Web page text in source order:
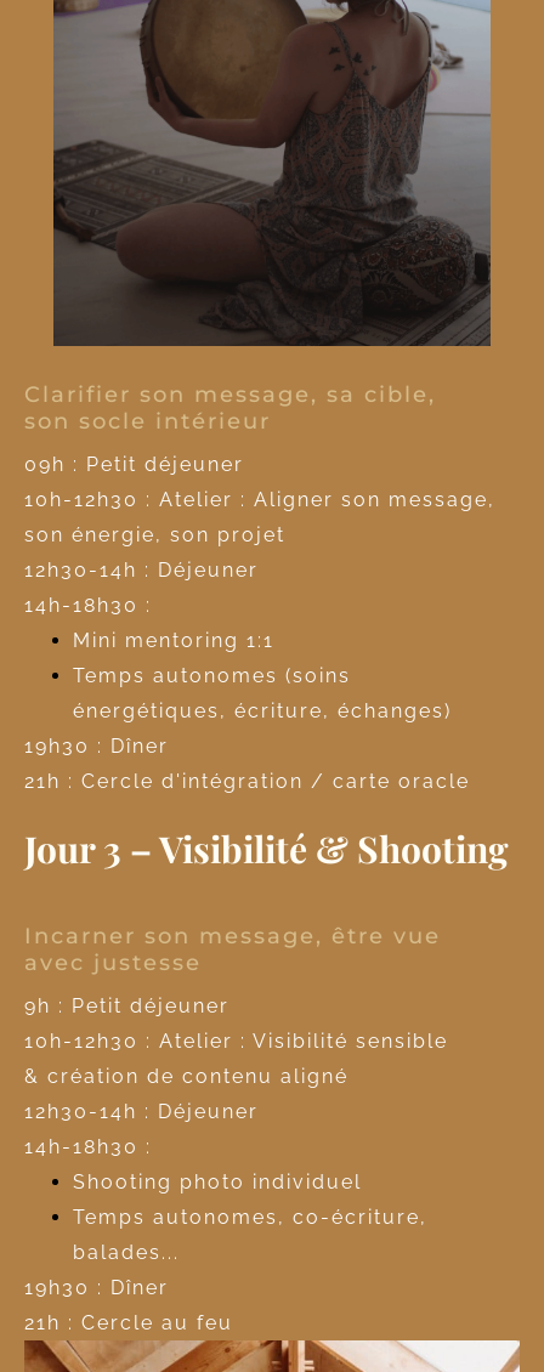
Clarifier son message, sa cible,
son socle intérieur
09h : Petit déjeuner
10h-12h30 : Atelier : Aligner son message,
son énergie, son projet
12h30-14h : Déjeuner
14h-18h30 :
Mini mentoring 1:1
Temps autonomes (soins
énergétiques, écriture, échanges)
19h30 : Dîner
21h : Cercle d'intégration / carte oracle
Jour 3 – Visibilité & Shooting
Incarner son message, être vue
avec justesse
9h : Petit déjeuner
10h-12h30 : Atelier : Visibilité sensible
& création de contenu aligné
12h30-14h : Déjeuner
14h-18h30 :
Shooting photo individuel
Temps autonomes, co-écriture,
balades...
19h30 : Dîner
21h : Cercle au feu